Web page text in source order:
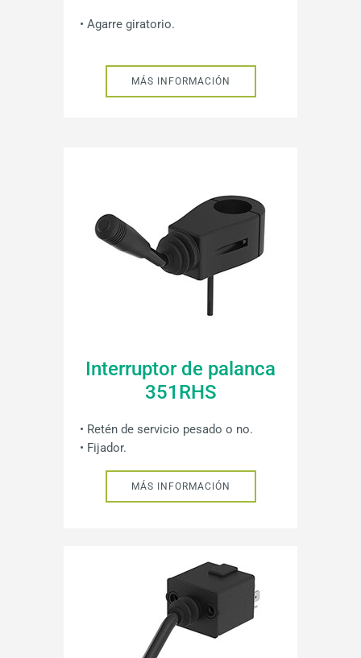
• Agarre giratorio.
MÁS INFORMACIÓN
Interruptor de palanca
351RHS
• Retén de servicio pesado o no.
• Fijador.
MÁS INFORMACIÓN